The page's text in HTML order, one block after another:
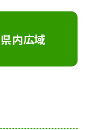
県内広域